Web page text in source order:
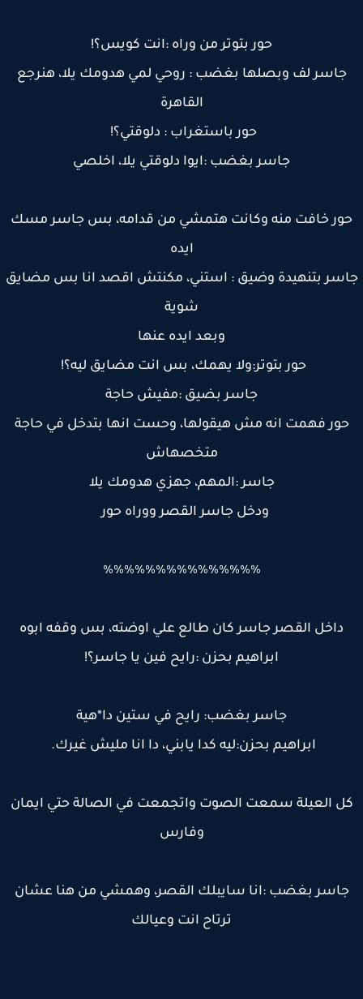
حور بتوتر من وراه :انت كويس؟!
جاسر لف وبصلها بغضب : روحي لمي هدومك يلا، هنرجع
القاهرة
حور باستغراب : دلوقتي؟!
جاسر بغضب :ايوا دلوقتي يلا، اخلصي
خافت منه وكانت هتمشي من قدامه، بس جاسر مسك
ايده
بتنهيدة وضيق : استني، مكنتش اقصد انا بس مضايق
شوية
وبعد ايده عنها
حور بتوتر:ولا يهمك، بس انت مضايق ليه؟!
جاسر بضيق :مفيش حاجة
حور فهمت انه مش هيقولها، وحست انها بتدخل في حاجة
متخصهاش
جاسر :المهم، جهزي هدومك يلا
ودخل جاسر القصر ووراه حور
٪٪٪٪٪٪٪٪٪٪٪٪٪٪٪
داخل القصر جاسر كان طالع علي اوضته، بس وقفه ابوه
ابراهيم بحزن :رايح فين يا جاسر؟!
جاسر بغضب: رايح في ستين دا*هية
ابراهيم بحزن:ليه كدا يابني، دا انا مليش غيرك.
العيلة سمعت الصوت واتجمعت في الصالة حتي ايمان
وفارس
جاسر بغضب :انا سايبلك القصر، وهمشي من هنا عشان
ترتاح انت وعيالك